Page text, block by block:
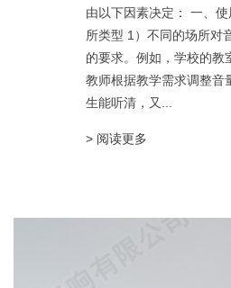
由以下因素决定： 一、
所类型 1）不同的场所对
的要求。例如，学校的教
教师根据教学需求调整音
生能听清，又...
> 阅读更多